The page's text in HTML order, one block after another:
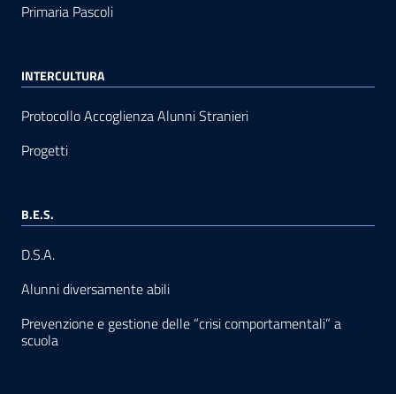
Primaria Pascoli
INTERCULTURA
Protocollo Accoglienza Alunni Stranieri
Progetti
B.E.S.
D.S.A.
Alunni diversamente abili
Prevenzione e gestione delle “crisi comportamentali” a
scuola